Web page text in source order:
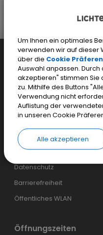
Merania Hallenbad
Weiteres...
Einfaches Kontaktformular
Sicheres Kontaktformular
Inhaltsverzeichnis
Login
Cookie Einstellungen
Impressum
Datenschutz
Barrierefreiheit
Öffentliches WLAN
Öffnungszeiten
Um Ihnen ein optimales
verwenden wir auf dieser
über die Cookie
Auswahl anpassen.
akzeptieren" stimmen
zu. Mithilfe des Buttons
Verwendung nicht
Auflistung der
in unseren Cookie
Alle akzeptieren